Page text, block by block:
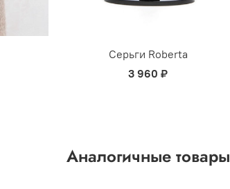
Серьги Roberta
3 960 ₽
Аналогичные товары